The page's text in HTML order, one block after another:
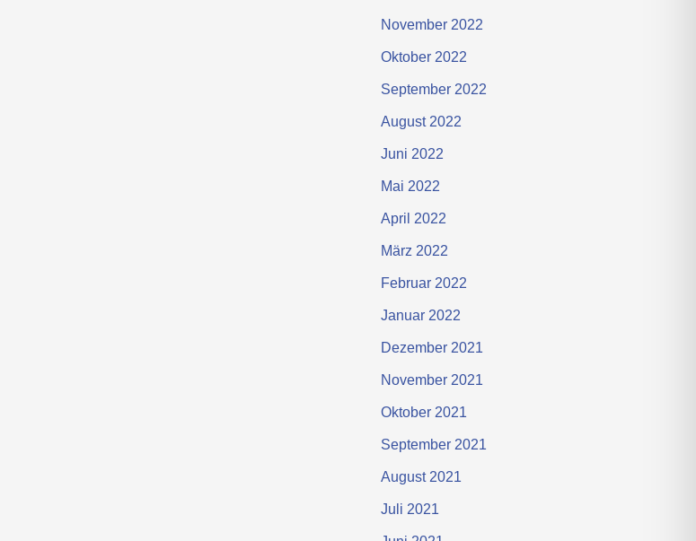
November 2022
Oktober 2022
September 2022
August 2022
Juni 2022
Mai 2022
April 2022
März 2022
Februar 2022
Januar 2022
Dezember 2021
November 2021
Oktober 2021
September 2021
August 2021
Juli 2021